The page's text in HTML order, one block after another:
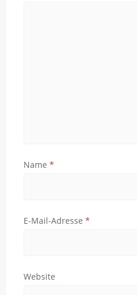
Name *
E-Mail-Adresse *
Website